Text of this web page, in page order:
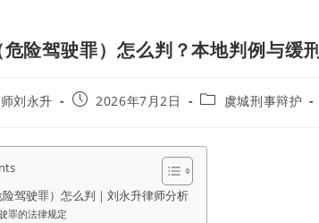
险驾驶罪）怎么判？本地判例与缓
刘永升
Post2026年7月2日
Post虞城刑事辩护
驾驶罪）怎么判｜刘永升律师分析
罪的法律规定